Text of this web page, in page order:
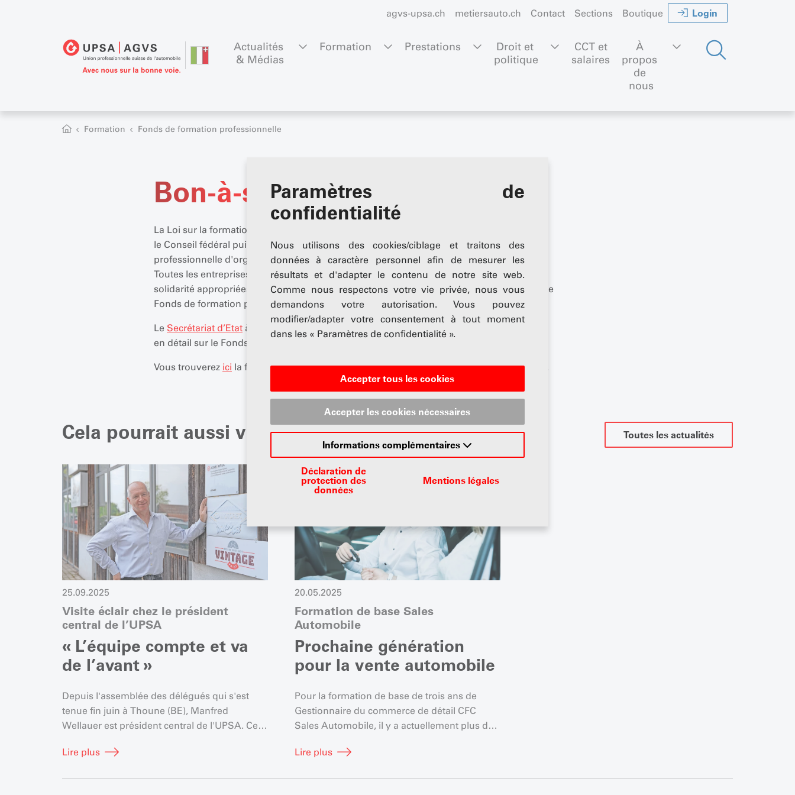
Paramètres de
confidentialité
Nous utilisons des cookies/ciblage et traitons des
données à caractère personnel afin de mesurer les
résultats et d'adapter le contenu de notre site web.
Comme nous respectons votre vie privée, nous vous
demandons votre autorisation. Vous pouvez
modifier/adapter votre consentement à tout moment
dans les « Paramètres de confidentialité ».
Accepter tous les cookies
Accepter les cookies nécessaires
Informations complémentaires
Déclaration de
protection des
données
Mentions légales
agvs-upsa.ch metiersauto.ch Contact Sections Boutique Login
Actualités
& Médias
Formation Prestations
Droit et
politique
CCT et
salaires
À
propos
de
nous
Formation Fonds de formation professionnelle
Bon-à-savoir
La Loi sur la formation professionnelle (LFPr) prévoit dans son article 60 la possibilité que
le Conseil fédéral puisse déclarer de force obligatoire générale un fonds de formation
professionnelle d'organisations du monde du travail à la demande de ces dernières.
Toutes les entreprises de cette branche sont donc obligées de verser des cotisations de
solidarité appropriées en faveur de la formation professionnelle. Plus d'informations sur le
Fonds de formation professionnelle sur le sitewww.sbfi.admin.ch
Le Secrétariat d’Etat à la formation, à la recherche et à l’innovation (SEFRI) informe aussi
en détail sur le Fonds de formation professionnelle de la branche automobile
Vous trouverez ici la formulation exacte de la loi fédérale sur la formation professionnelle.
Cela pourrait aussi vous intéresser Toutes les actualités
25.09.2025
Visite éclair chez le président
central de l’UPSA
« L’équipe compte et va
de l’avant »
Depuis l'assemblée des délégués qui s'est
tenue fin juin à Thoune (BE), Manfred
Wellauer est président central de l'UPSA. Ce
années pour l'association.
Lire plus
20.05.2025
Formation de base Sales
Automobile
Prochaine génération
pour la vente automobile
Pour la formation de base de trois ans de
Gestionnaire du commerce de détail CFC
Sales Automobile, il y a actuellement plus de
Lire plus